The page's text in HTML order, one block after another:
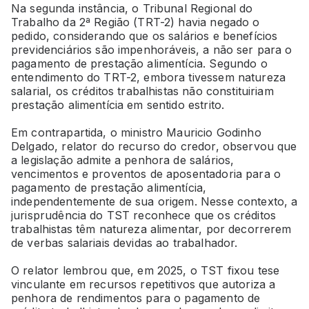
Na segunda instância, o Tribunal Regional do
Trabalho da 2ª Região (TRT-2) havia negado o
pedido, considerando que os salários e benefícios
previdenciários são impenhoráveis, a não ser para o
pagamento de prestação alimentícia. Segundo o
entendimento do TRT-2, embora tivessem natureza
salarial, os créditos trabalhistas não constituiriam
prestação alimentícia em sentido estrito.
Em contrapartida, o ministro Mauricio Godinho
Delgado, relator do recurso do credor, observou que
a legislação admite a penhora de salários,
vencimentos e proventos de aposentadoria para o
pagamento de prestação alimentícia,
independentemente de sua origem. Nesse contexto, a
jurisprudência do TST reconhece que os créditos
trabalhistas têm natureza alimentar, por decorrerem
de verbas salariais devidas ao trabalhador.
O relator lembrou que, em 2025, o TST fixou tese
vinculante em recursos repetitivos que autoriza a
penhora de rendimentos para o pagamento de